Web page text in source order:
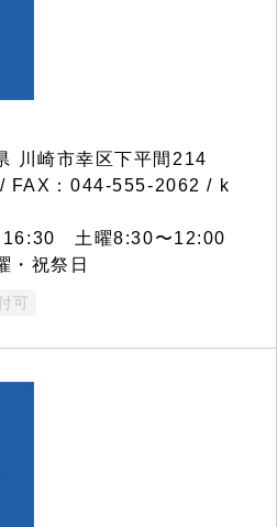
川崎市幸区下平間214
FAX：044-555-2062 / k
16:30 土曜8:30〜12:00
・祝祭日
可